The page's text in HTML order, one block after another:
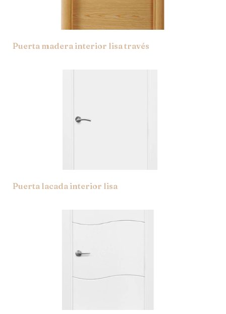
Puerta madera interior lisa través
Puerta lacada interior lisa